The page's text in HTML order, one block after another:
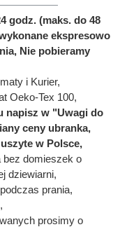
godz. (maks. do 48
ekspresowo
Nie pobieramy
i Kurier,
Oeko-Tex 100,
napisz w "Uwagi do
ceny ubranka,
w Polsce,
bez domieszek o
dziewiarni,
prania,
prosimy o